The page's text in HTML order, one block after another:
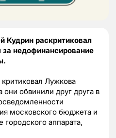
Кудрин раскритиковал
недофинансирование
Лужкова
обвинили друг друга в
московского бюджета и
аппарата,